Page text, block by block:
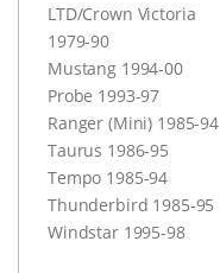
LTD/Crown Victoria
1979-90
Mustang 1994-00
Probe 1993-97
Ranger (Mini) 1985-94
Taurus 1986-95
Tempo 1985-94
Thunderbird 1985-95
Windstar 1995-98